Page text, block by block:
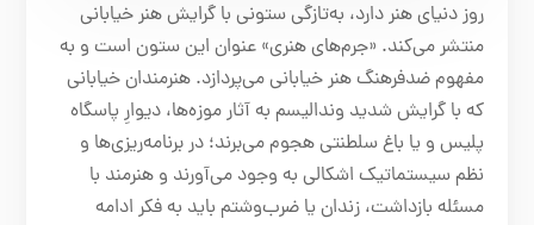
روز دنیای هنر دارد، به‌تازگی ستونی با گرایش هنر خیابانی
منتشر می‌کند. «جرم‌های هنری» عنوان این ستون است و به
مفهوم ضدفرهنگ هنر خیابانی می‌پردازد. هنرمندان خیابانی
که با گرایش شدید وندالیسم به آثار موزه‌ها، دیوارِ پاسگاه
پلیس و یا باغ سلطنتی هجوم می‌برند؛ در برنامه‌ریزی‌ها و
نظم سیستماتیک اشکالی به وجود می‌آورند و هنرمند با
مسئله بازداشت، زندان یا ضرب‌و‌شتم باید به فکر ادامه